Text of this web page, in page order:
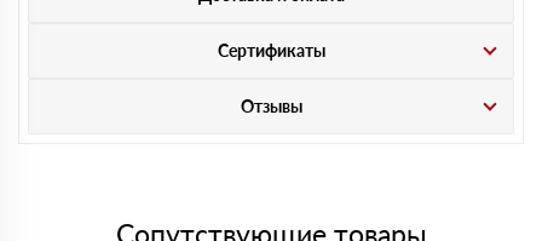
Сертификаты
Отзывы
Сопутствующие товары